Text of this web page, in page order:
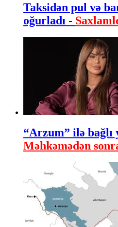
Taksidən pul və
oğurladı -
“Arzum” ilə bağlı
Məhkəmədən